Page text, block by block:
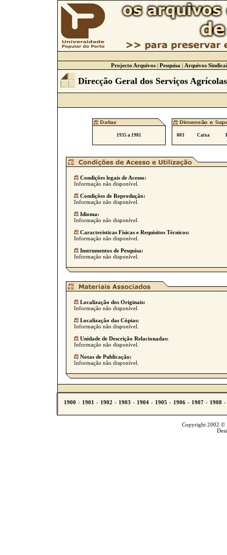
Projecto Arquivos| Pesquisa | Arquivos
Direcção Geral dos Serviços Agrícolas
1935 a 1981 003 Caixa
Condições legais de Acesso:
Informação não disponível.
Condições de Reprodução:
Informação não disponível.
Idioma:
Informação não disponível.
Caracteristicas Físicas e Requisitos Técnicos:
Informação não disponível.
Instrumentos de Pesquisa:
Informação não disponível.
Localização dos Originais:
Informação não disponível.
Localização das Cópias:
Informação não disponível.
Unidade de Descrição Relacionadas:
Informação não disponível.
Notas de Publicação:
Informação não disponível.
Copyright 2002 ©